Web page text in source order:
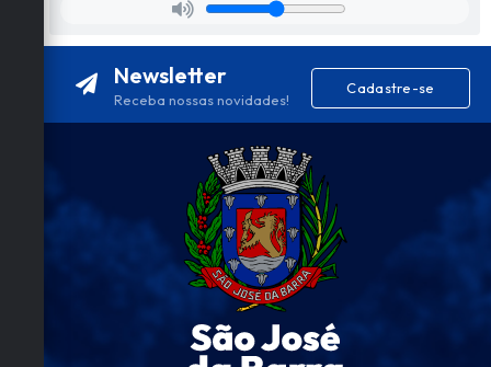
o e
Cult
Newsletter
Receba nossas novidades!
Cadastre-se